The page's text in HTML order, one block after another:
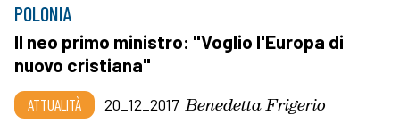
POLONIA
Il neo primo ministro: "Voglio l'Europa di
nuovo cristiana"
ATTUALITÀ 20_12_2017 Benedetta Frigerio